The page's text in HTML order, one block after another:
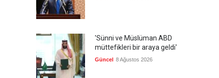
'Sünni ve Müslüman ABD
müttefikleri bir araya geldi'
Güncel 8 Ağustos 2026